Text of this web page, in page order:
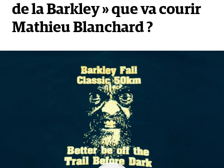
de la Barkley » que va courir
Mathieu Blanchard ?